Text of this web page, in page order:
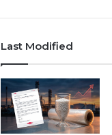
Last Modified